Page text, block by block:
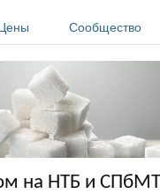
Сообщество
на НТБ и